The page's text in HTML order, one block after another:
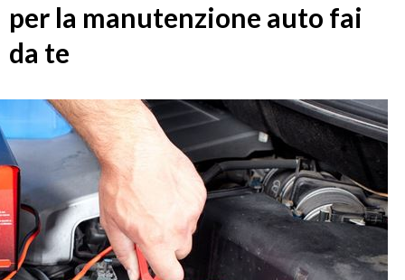
per la manutenzione auto fai
da te